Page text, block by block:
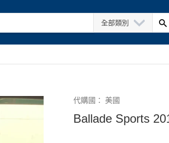
全部類別
代購國： 美國
Ballade Sports